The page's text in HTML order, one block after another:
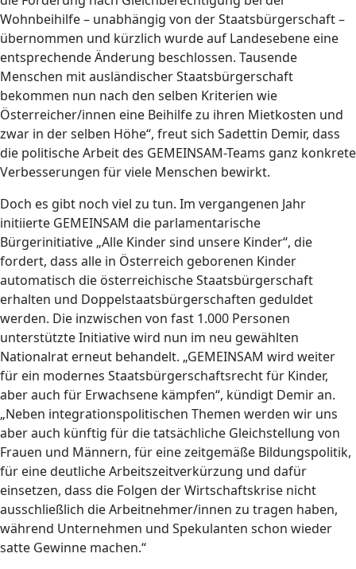
Wohnbeihilfe – unabhängig von der Staatsbürgerschaft –
übernommen und kürzlich wurde auf Landesebene eine
entsprechende Änderung beschlossen. Tausende
Menschen mit ausländischer Staatsbürgerschaft
bekommen nun nach den selben Kriterien wie
Österreicher/innen eine Beihilfe zu ihren Mietkosten und
zwar in der selben Höhe“, freut sich Sadettin Demir, dass
die politische Arbeit des GEMEINSAM-Teams ganz konkrete
Verbesserungen für viele Menschen bewirkt.
Doch es gibt noch viel zu tun. Im vergangenen Jahr
initiierte GEMEINSAM die parlamentarische
Bürgerinitiative „Alle Kinder sind unsere Kinder“, die
fordert, dass alle in Österreich geborenen Kinder
automatisch die österreichische Staatsbürgerschaft
erhalten und Doppelstaatsbürgerschaften geduldet
werden. Die inzwischen von fast 1.000 Personen
unterstützte Initiative wird nun im neu gewählten
Nationalrat erneut behandelt. „GEMEINSAM wird weiter
für ein modernes Staatsbürgerschaftsrecht für Kinder,
aber auch für Erwachsene kämpfen“, kündigt Demir an.
„Neben integrationspolitischen Themen werden wir uns
aber auch künftig für die tatsächliche Gleichstellung von
Frauen und Männern, für eine zeitgemäße Bildungspolitik,
für eine deutliche Arbeitszeitverkürzung und dafür
einsetzen, dass die Folgen der Wirtschaftskrise nicht
ausschließlich die Arbeitnehmer/innen zu tragen haben,
während Unternehmen und Spekulanten schon wieder
satte Gewinne machen.“